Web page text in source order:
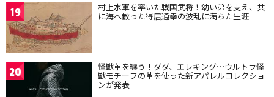
19 村上水軍を率いた戦国武将！幼い弟を支え、共
に海へ散った得居通幸の波乱に満ちた生涯
20 怪獣革を纏う！ダダ、エレキング…ウルトラ怪
獣モチーフの革を使った新アパレルコレクショ
ンが発表